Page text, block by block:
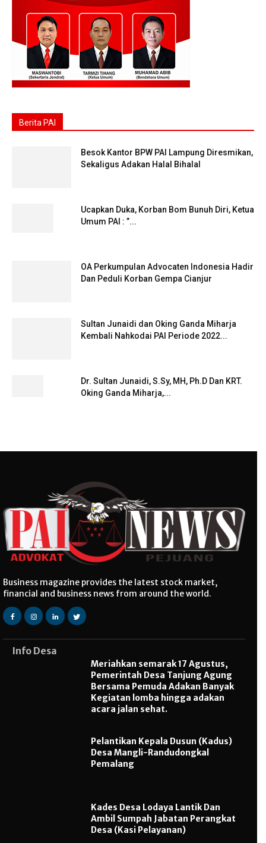
Berita PAI
Besok Kantor BPW PAI Lampung Diresmikan,
Sekaligus Adakan Halal Bihalal
Ucapkan Duka, Korban Bom Bunuh Diri, Ketua
Umum PAI : ”...
OA Perkumpulan Advocaten Indonesia Hadir
Dan Peduli Korban Gempa Cianjur
Sultan Junaidi dan Oking Ganda Miharja
Kembali Nahkodai PAI Periode 2022...
Dr. Sultan Junaidi, S.Sy, MH, Ph.D Dan KRT.
Oking Ganda Miharja,...
Business magazine provides the latest stock market,
financial and business news from around the world.
Info Desa
Meriahkan semarak 17 Agustus,
Pemerintah Desa Tanjung Agung
Bersama Pemuda Adakan Banyak
Kegiatan lomba hingga adakan
acara jalan sehat.
Pelantikan Kepala Dusun (Kadus)
Desa Mangli-Randudongkal
Pemalang
Kades Desa Lodaya Lantik Dan
Ambil Sumpah Jabatan Perangkat
Desa (Kasi Pelayanan)